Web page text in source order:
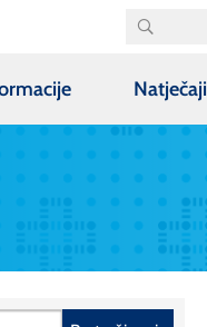
Natječaji